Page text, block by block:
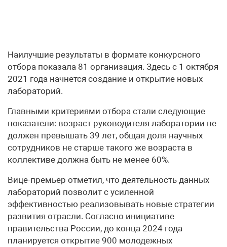
Наилучшие результаты в формате конкурсного
отбора показала 81 организация. Здесь с 1 октября
2021 года начнется создание и открытие новых
лабораторий.
Главными критериями отбора стали следующие
показатели: возраст руководителя лаборатории не
должен превышать 39 лет, общая доля научных
сотрудников не старше такого же возраста в
коллективе должна быть не менее 60%.
Вице-премьер отметил, что деятельность данных
лабораторий позволит с усиленной
эффективностью реализовывать новые стратегии
развития отрасли. Согласно инициативе
правительства России, до конца 2024 года
планируется открытие 900 молодежных